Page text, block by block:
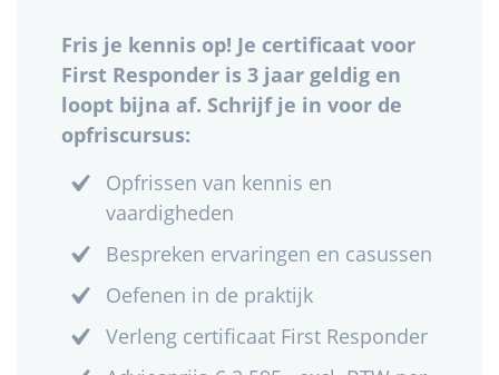
Fris je kennis op! Je certificaat voor
First Responder is 3 jaar geldig en
loopt bijna af. Schrijf je in voor de
opfriscursus:
Opfrissen van kennis en
vaardigheden
Bespreken ervaringen en casussen
Oefenen in de praktijk
Verleng certificaat First Responder